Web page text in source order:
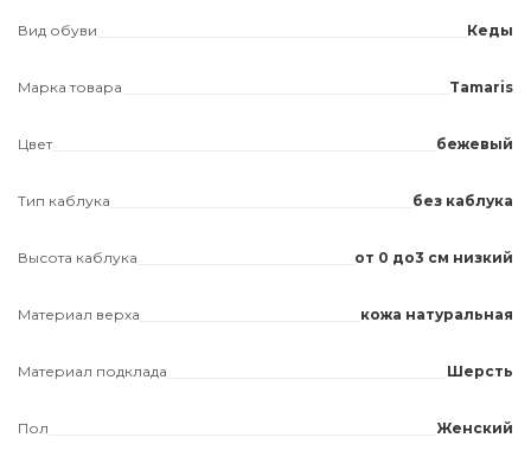
Вид обуви Кеды
Марка товара Tamaris
Цвет бежевый
Тип каблука без каблука
Высота каблука от 0 до3 см низкий
Материал верха кожа натуральная
Материал подклада Шерсть
Пол Женский